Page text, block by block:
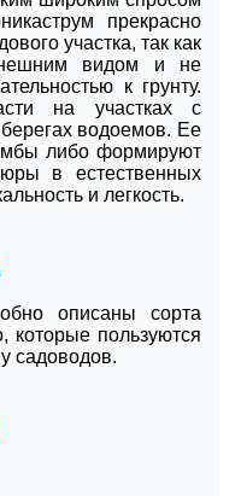
прекрасно
участка, так как
видом и не
к грунту.
на участках с
водоемов. Ее
либо формируют
в естественных
и легкость.
описаны сорта
которые пользуются
садоводов.